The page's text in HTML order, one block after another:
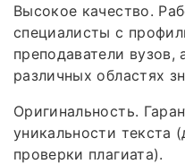
Высокое качество.
специалисты с
преподаватели
различных областях
Оригинальность.
уникальности текста
проверки плагиата).